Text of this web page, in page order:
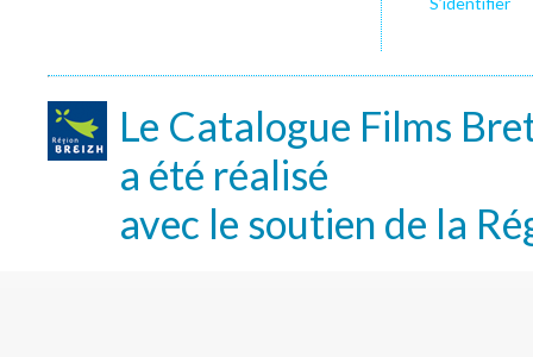
Le Catalogue Films
a été réalisé
avec le soutien de la